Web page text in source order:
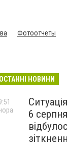
Фотоотчеты
ОСТАННІ НОВИНИ
6